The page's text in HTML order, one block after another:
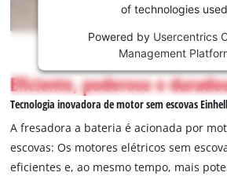
is
permitted
to
load
to
trackers
that
of technologies
Powered by Usercentrics
Management
Eficiente, poderoso e
Tecnologia inovadora de motor sem escovas Einhell
A fresadora a bateria é acionada por
escovas: Os motores elétricos sem
eficientes e, ao mesmo tempo, mais